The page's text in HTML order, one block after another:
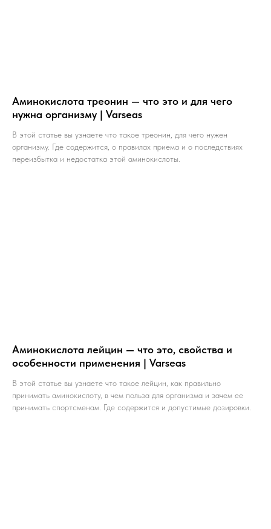
Аминокислота треонин — что это и для чего
нужна организму | Varseas
В этой статье вы узнаете что такое треонин, для чего нужен
организму. Где содержится, о правилах приема и о последствиях
переизбытка и недостатка этой аминокислоты.
Аминокислота лейцин — что это, свойства и
особенности применения | Varseas
В этой статье вы узнаете что такое лейцин, как правильно
принимать аминокислоту, в чем польза для организма и зачем ее
принимать спортсменам. Где содержится и допустимые дозировки.